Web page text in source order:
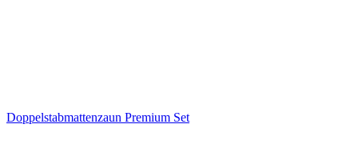
Doppelstabmattenzaun Premium Set